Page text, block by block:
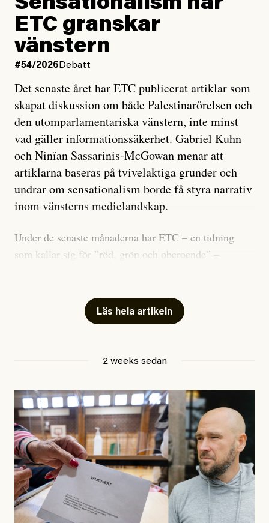
ETC granskar
vänstern
#54/2026 Debatt
Det senaste året har ETC publicerat artiklar som
skapat diskussion om både Palestinarörelsen och
den utomparlamentariska vänstern, inte minst
vad gäller informationssäkerhet. Gabriel Kuhn
och Ninïan Sassarinis-McGowan menar att
artiklarna baseras på tvivelaktiga grunder och
undrar om sensationalism borde få styra narrativ
inom vänsterns medielandskap.
Under de senaste månaderna har ETC – en tidning
som kallar sig för ”röd, grön och oberoende” –
skriver för? Vad betyder det att vara en ”röd, grön och
oberoende” tidning? Och vad är egentligen bra
utpekas som israelisk infiltratör”. Enligt ingressen
handlar artikeln om en person vars ”bakgrund skapar
splittring och oro i rörelsen”. Problemet är att artikeln
skapar betydligt mer oro i palestinarörelsen – och den
oberoende vänstern – än den porträtterade personen
eller dess bakgrund.
Det finns en väldigt enkel regel inom alla politiska
Läs hela artikeln
2 weeks sedan